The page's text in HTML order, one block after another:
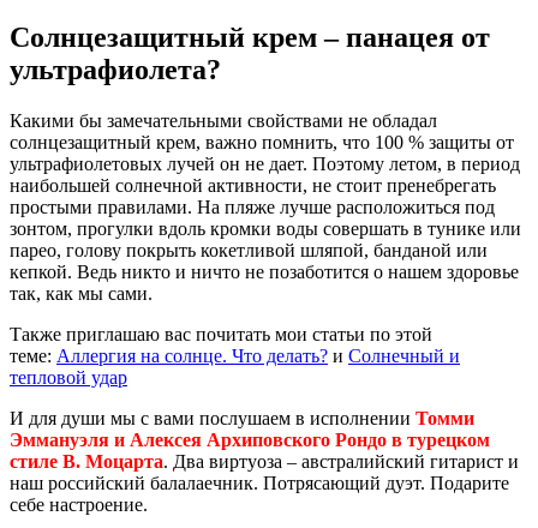
Солнцезащитный крем – панацея от
ультрафиолета?
Какими бы замечательными свойствами не обладал
солнцезащитный крем, важно помнить, что 100 % защиты от
ультрафиолетовых лучей он не дает. Поэтому летом, в период
наибольшей солнечной активности, не стоит пренебрегать
простыми правилами. На пляже лучше расположиться под
зонтом, прогулки вдоль кромки воды совершать в тунике или
парео, голову покрыть кокетливой шляпой, банданой или
кепкой. Ведь никто и ничто не позаботится о нашем здоровье
так, как мы сами.
Также приглашаю вас почитать мои статьи по этой
теме: Аллергия на солнце. Что делать? и Солнечный и
тепловой удар
И для души мы с вами послушаем в исполнении Томми
Эммануэля и Алексея Архиповского Рондо в турецком
стиле В. Моцарта. Два виртуоза – австралийский гитарист и
наш российский балалаечник. Потрясающий дуэт. Подарите
себе настроение.